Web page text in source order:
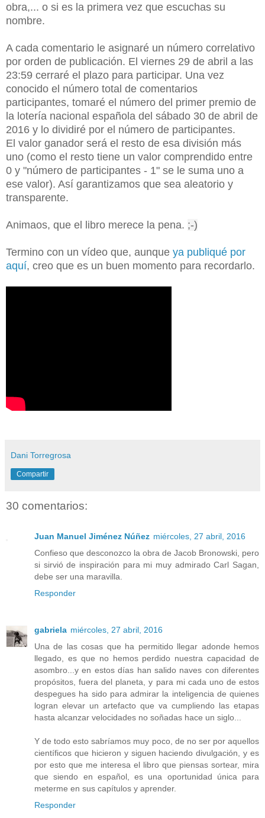
obra,... o si es la primera vez que escuchas su
nombre.
A cada comentario le asignaré un número correlativo
por orden de publicación. El viernes 29 de abril a las
23:59 cerraré el plazo para participar. Una vez
conocido el número total de comentarios
participantes, tomaré el número del primer premio de
la lotería nacional española del sábado 30 de abril de
2016 y lo dividiré por el número de participantes.
El valor ganador será el resto de esa división más
uno (como el resto tiene un valor comprendido entre
0 y "número de participantes - 1" se le suma uno a
ese valor). Así garantizamos que sea aleatorio y
transparente.
Animaos, que el libro merece la pena. ;-)
Termino con un vídeo que, aunque ya publiqué por
aquí, creo que es un buen momento para recordarlo.
Dani Torregrosa
Compartir
30 comentarios:
Juan Manuel Jiménez Núñez miércoles, 27 abril, 2016
Confieso que desconozco la obra de Jacob Bronowski, pero
si sirvió de inspiración para mi muy admirado Carl Sagan,
debe ser una maravilla.
Responder
gabriela miércoles, 27 abril, 2016
Una de las cosas que ha permitido llegar adonde hemos
llegado, es que no hemos perdido nuestra capacidad de
asombro...y en estos días han salido naves con diferentes
propósitos, fuera del planeta, y para mi cada uno de estos
despegues ha sido para admirar la inteligencia de quienes
logran elevar un artefacto que va cumpliendo las etapas
hasta alcanzar velocidades no soñadas hace un siglo...
Y de todo esto sabríamos muy poco, de no ser por aquellos
científicos que hicieron y siguen haciendo divulgación, y es
por esto que me interesa el libro que piensas sortear, mira
que siendo en español, es una oportunidad única para
meterme en sus capítulos y aprender.
Responder